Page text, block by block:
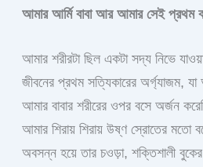
আমার আর্মি বাবা আর আমার সেই প্রথম
আমার শরীরটা ছিল একটা সদ্য নিভে
জীবনের প্রথম সত্যিকারের অর্গ্যাজম, যা
আমার বাবার শরীরের ওপর বসে অর্জন
আমার শিরায় শিরায় উষ্ণ স্রোতের মতো
অবসন্ন হয়ে তার চওড়া, শক্তিশালী